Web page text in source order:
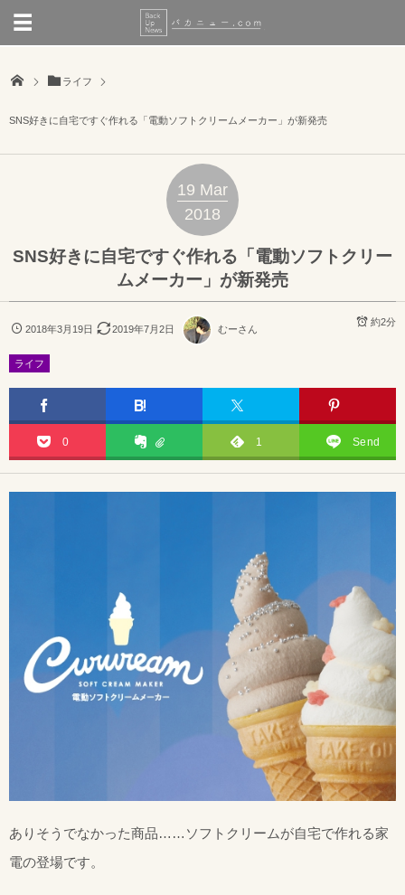
ライフ
SNS好きに自宅ですぐ作れる「電動ソフトクリームメーカー」が新発売
19 Mar
2018
SNS好きに自宅ですぐ作れる「電動ソフトクリー
ムメーカー」が新発売
2018年3月19日 2019年7月2日 むーさん
約2分
ライフ
0 1 Send
ありそうでなかった商品……ソフトクリームが自宅で作れる家
電の登場です。